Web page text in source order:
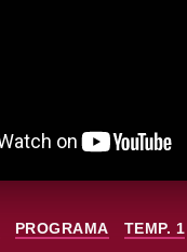
PROGRAMA TEMP. 1